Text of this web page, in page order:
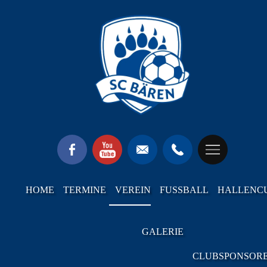
HOME TERMINE VEREIN FUSSBALL
GALERIE